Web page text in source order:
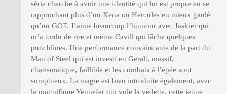
série cherche à avoir une identité qui lui est propre en se
rapprochant plus d’un Xena ou Hercules en mieux gaulé
qu’un GOT. J’aime beaucoup l’humour avec Jaskier qui
m’a tordu de rire et même Cavill qui lâche quelques
punchlines. Une performance convaincante de la part du
Man of Steel qui est investi en Geralt, massif,
charismatique, faillible et les combats à l’épée sont
somptueux. La magie est bien introduite également, avec
la magnifique Yennefer qui vole la vedette, cette jeune